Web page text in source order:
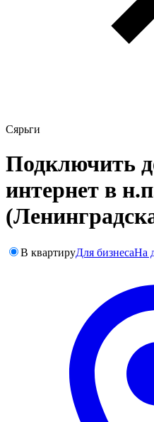
Сярьги
Подключить
интернет в
В квартируДля бизнесаНа